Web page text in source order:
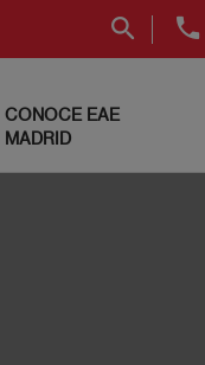
+34
91
CONOCE EAE
MADRID